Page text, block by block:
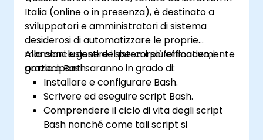
Italia (online o in presenza), è destinato a
sviluppatori e amministratori di sistema
desiderosi di automatizzare le proprie
mansioni e gestire i sistemi più efficacemente
grazie a Bash.
Alla conclusione del percorso formativo, i
partecipanti saranno in grado di:
Installare e configurare Bash.
Scrivere ed eseguire script Bash.
Comprendere il ciclo di vita degli script
Bash nonché come tali script si